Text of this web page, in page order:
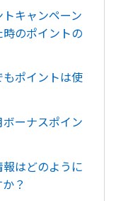
キャンペーン
のポイントの
ポイントは使
ーナスポイン
はどのように
？